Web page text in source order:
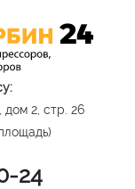
2, стр. 26
24